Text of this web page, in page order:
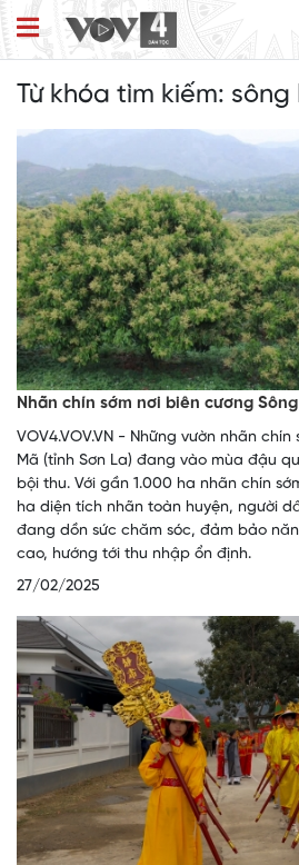
Từ khóa tìm kiếm: sông
Nhãn chín sớm nơi biên cương
VOV4.VOV.VN - Những vườn nhãn
Mã (tỉnh Sơn La) đang vào mùa đậu
bội thu. Với gần 1.000 ha nhãn chín
ha diện tích nhãn toàn huyện, người
đang dồn sức chăm sóc, đảm bảo
cao, hướng tới thu nhập ổn định.
27/02/2025